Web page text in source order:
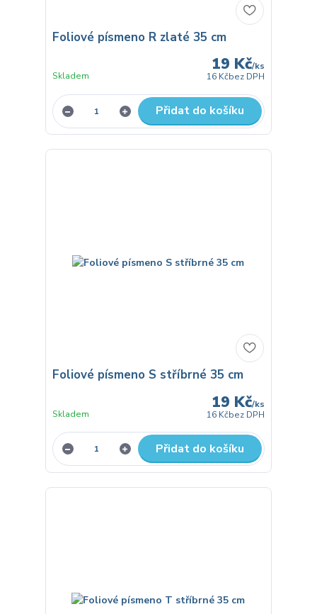
Foliové písmeno R zlaté 35 cm
19 Kč/ks
16 Kčbez DPH
Skladem
Přidat do košíku
Foliové písmeno S stříbrné 35 cm
19 Kč/ks
16 Kčbez DPH
Skladem
Přidat do košíku